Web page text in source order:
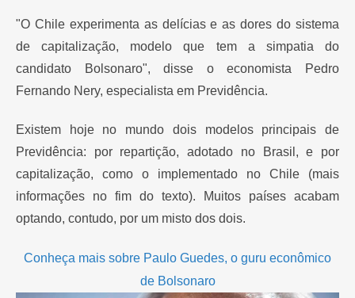
"O Chile experimenta as delícias e as dores do sistema
de capitalização, modelo que tem a simpatia do
candidato Bolsonaro", disse o economista Pedro
Fernando Nery, especialista em Previdência.
Existem hoje no mundo dois modelos principais de
Previdência: por repartição, adotado no Brasil, e por
capitalização, como o implementado no Chile (mais
informações no fim do texto). Muitos países acabam
optando, contudo, por um misto dos dois.
Conheça mais sobre Paulo Guedes, o guru econômico
de Bolsonaro